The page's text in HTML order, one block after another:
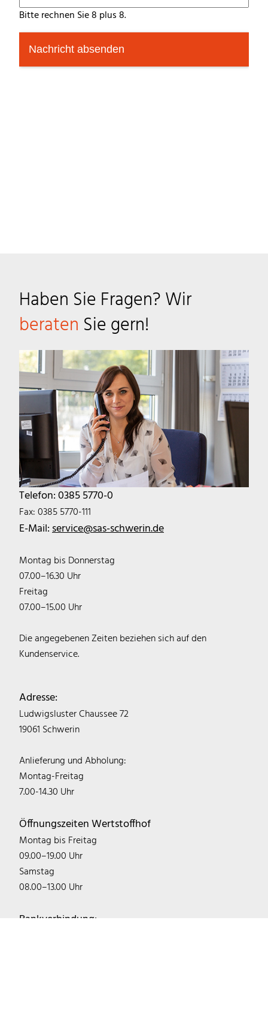
Bitte rechnen Sie 8 plus 8.
Nachricht absenden
Haben Sie Fragen? Wir
beraten Sie gern!
Telefon: 0385 5770-0
Fax: 0385 5770-111
E-Mail:service@sas-schwerin.de
Montag bis Donnerstag
07.00–16.30 Uhr
Freitag
07.00–15.00 Uhr
Die angegebenen Zeiten beziehen sich auf den
Kundenservice.
Adresse:
Ludwigsluster Chaussee 72
19061 Schwerin
Anlieferung und Abholung:
Montag-Freitag
7.00-14.30 Uhr
Öffnungszeiten Wertstoffhof
Montag bis Freitag
09.00–19.00 Uhr
Samstag
08.00–13.00 Uhr
Bankverbindung: